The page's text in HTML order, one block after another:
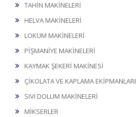
TAHİN MAKİNELERİ
HELVA MAKİNELERİ
LOKUM MAKİNELERİ
PİŞMANİYE MAKİNELERİ
KAYMAK ŞEKERİ MAKİNESİ
ÇİKOLATA VE KAPLAMA EKİPMANLARI
SIVI DOLUM MAKİNELERİ
MİKSERLER